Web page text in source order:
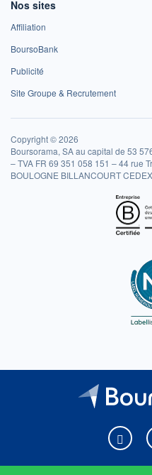
Nos sites
Affiliation
BoursoBank
Publicité
Site Groupe & Recrutement
Copyright © 2026
Boursorama, SA au capital de 53
– TVA FR 69 351 058 151 – 44 rue
BOULOGNE BILLANCOURT CEDEX